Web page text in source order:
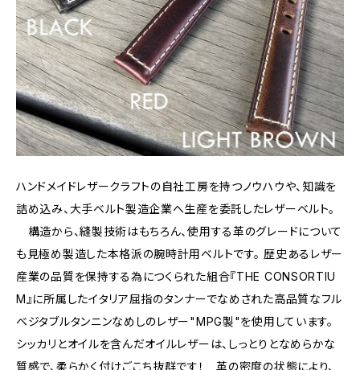
ハンドメイドレザークラフトの自社工房を持つノウハウや、知識を
詰め込み、大手ベルト製造企業へ生産を委託したレザーベルト。
構造から、縫製技術はもちろん、使用する革のグレードについて
も見極め製造した本格派の腕時計用ベルトです。 歴史あるレザー
産業の品質を保持する為につくられた組合『THE CONSORTIU
M』に所属したイタリア屈指のタンナーでなめされた高品質なフル
ベジタブルタンニンなめしのレザー"MPG製"を使用しています。
シッカリとオイルを含んだオイルレザーは、しっとりとなめらかな
質感で、柔らかく付けごこち抜群です！ 革の密度の状態により、